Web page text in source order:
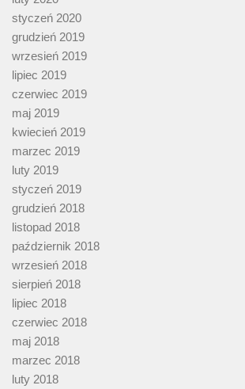
styczeń 2020
grudzień 2019
wrzesień 2019
lipiec 2019
czerwiec 2019
maj 2019
kwiecień 2019
marzec 2019
luty 2019
styczeń 2019
grudzień 2018
listopad 2018
październik 2018
wrzesień 2018
sierpień 2018
lipiec 2018
czerwiec 2018
maj 2018
marzec 2018
luty 2018